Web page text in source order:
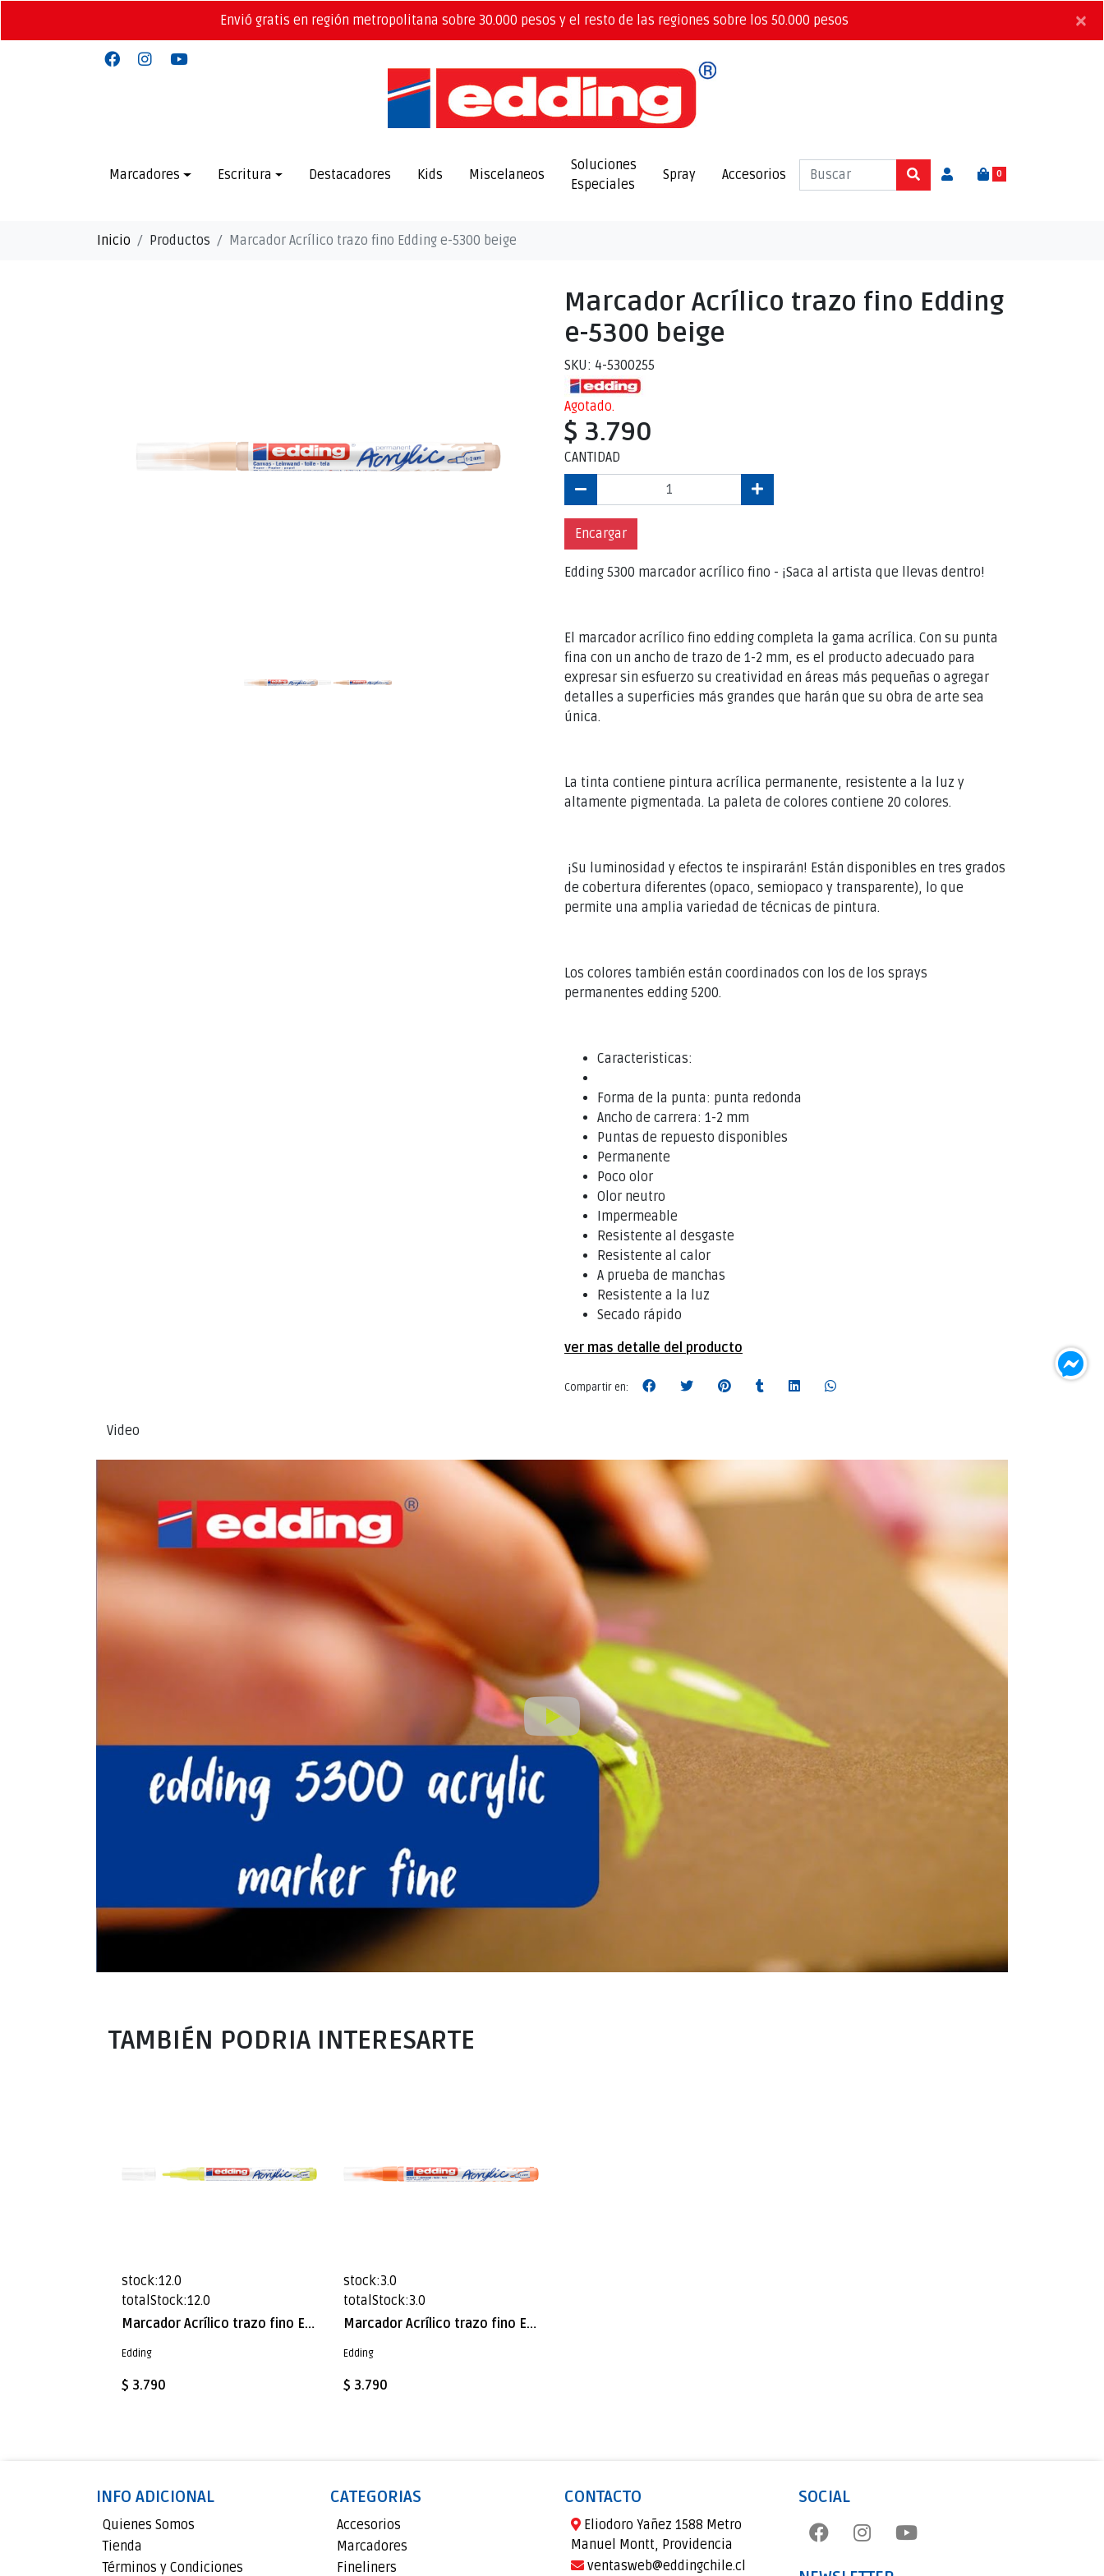
Envió gratis en región metropolitana sobre 30.000 pesos y el resto de las regiones sobre los 50.000 pesos ×
0
Marcadores Escritura Destacadores Kids Miscelaneos
Soluciones
Especiales
Spray Accesorios
Inicio Productos Marcador Acrílico trazo fino Edding e-5300 beige
Marcador Acrílico trazo fino Edding
e-5300 beige
SKU: 4-5300255
Agotado.
$ 3.790
CANTIDAD
Encargar
Edding 5300 marcador acrílico fino - ¡Saca al artista que llevas dentro!
El marcador acrílico fino edding completa la gama acrílica. Con su punta
fina con un ancho de trazo de 1-2 mm, es el producto adecuado para
expresar sin esfuerzo su creatividad en áreas más pequeñas o agregar
detalles a superficies más grandes que harán que su obra de arte sea
única.
La tinta contiene pintura acrílica permanente, resistente a la luz y
altamente pigmentada. La paleta de colores contiene 20 colores.
¡Su luminosidad y efectos te inspirarán! Están disponibles en tres grados
de cobertura diferentes (opaco, semiopaco y transparente), lo que
permite una amplia variedad de técnicas de pintura.
Los colores también están coordinados con los de los sprays
permanentes edding 5200.
Caracteristicas:
Forma de la punta: punta redonda
Ancho de carrera: 1-2 mm
Puntas de repuesto disponibles
Permanente
Poco olor
Olor neutro
Impermeable
Resistente al desgaste
Resistente al calor
A prueba de manchas
Resistente a la luz
Secado rápido
ver mas detalle del producto
Compartir en:
Video
TAMBIÉN PODRIA INTERESARTE
stock:12.0
totalStock:12.0
Marcador Acrílico trazo fino Edding e-5300 Amarillo neón
Edding
$ 3.790
stock:3.0
totalStock:3.0
Marcador Acrílico trazo fino Edding e-5300 Naranjo neón
Edding
$ 3.790
INFO ADICIONAL
Quienes Somos
Tienda
Términos y Condiciones
CATEGORIAS
Accesorios
Marcadores
Fineliners
CONTACTO
Eliodoro Yañez 1588 Metro
Manuel Montt, Providencia
ventasweb@eddingchile.cl
SOCIAL